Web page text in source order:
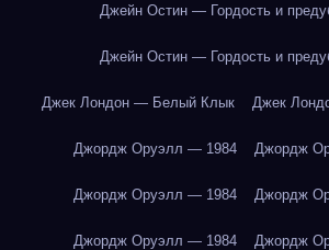
Джейн Остин — Гордость и
Джейн Остин — Гордость и
Джек Лондон — Белый Клык Джек
Джордж Оруэлл — 1984 Джордж
Джордж Оруэлл — 1984 Джордж
Джордж Оруэлл — 1984 Джордж